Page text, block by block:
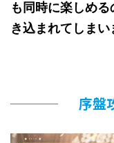
も同時に楽しめる
き込まれてしまい
序盤